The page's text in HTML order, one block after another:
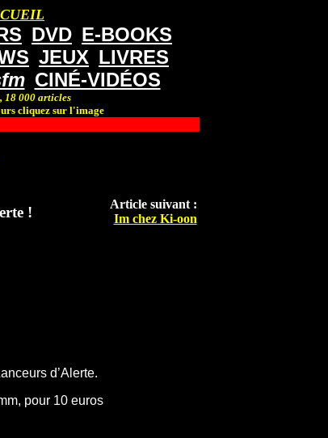
DVD E-BOOKS
JEUX LIVRES
CINÉ-VIDÉOS
18 000 articles
cliquez sur l'image
!
Article suivant :
Im chez Ki-oon
d’Alerte.
pour 10 euros